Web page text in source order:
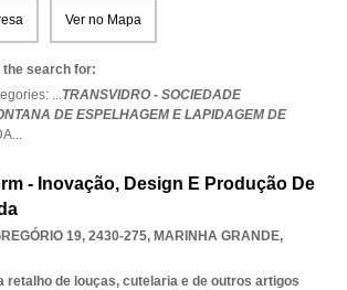
Ver no Mapa
the search for:
...TRANSVIDRO - SOCIEDADE
DE ESPELHAGEM E LAPIDAGEM DE
...
- Inovação, Design E Produção De
19, 2430-275, MARINHA GRANDE,
retalho de louças, cutelaria e de outros artigos